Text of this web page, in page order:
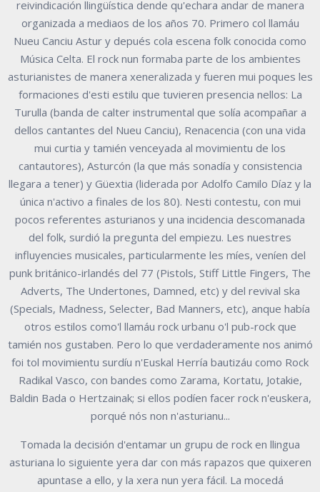
reivindicación llingüística dende qu'echara andar de manera
organizada a mediaos de los años 70. Primero col llamáu
Nueu Canciu Astur y depués cola escena folk conocida como
Música Celta. El rock nun formaba parte de los ambientes
asturianistes de manera xeneralizada y fueren mui poques les
formaciones d'esti estilu que tuvieren presencia nellos: La
Turulla (banda de calter instrumental que solía acompañar a
dellos cantantes del Nueu Canciu), Renacencia (con una vida
mui curtia y tamién venceyada al movimientu de los
cantautores), Asturcón (la que más sonadía y consistencia
llegara a tener) y Güextia (liderada por Adolfo Camilo Díaz y la
única n'activo a finales de los 80). Nesti contestu, con mui
pocos referentes asturianos y una incidencia descomanada
del folk, surdió la pregunta del empiezu. Les nuestres
influyencies musicales, particularmente les míes, veníen del
punk británico-irlandés del 77 (Pistols, Stiff Little Fingers, The
Adverts, The Undertones, Damned, etc) y del revival ska
(Specials, Madness, Selecter, Bad Manners, etc), anque había
otros estilos como'l llamáu rock urbanu o'l pub-rock que
tamién nos gustaben. Pero lo que verdaderamente nos animó
foi tol movimientu surdíu n'Euskal Herría bautizáu como Rock
Radikal Vasco, con bandes como Zarama, Kortatu, Jotakie,
Baldin Bada o Hertzainak; si ellos podíen facer rock n'euskera,
porqué nós non n'asturianu...
Tomada la decisión d'entamar un grupu de rock en llingua
asturiana lo siguiente yera dar con más rapazos que quixeren
apuntase a ello, y la xera nun yera fácil. La mocedá